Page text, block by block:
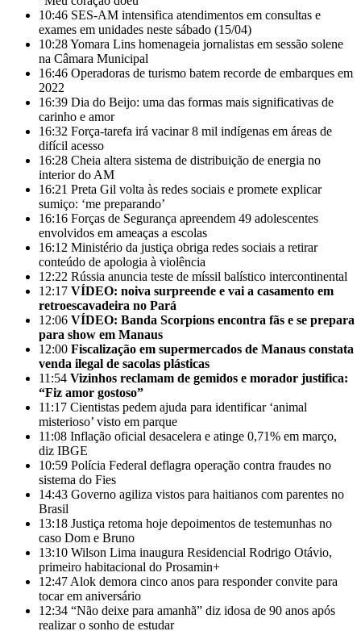
10:46 SES-AM intensifica atendimentos em consultas e
exames em unidades neste sábado (15/04)
10:28Yomara Lins homenageia jornalistas em sessão solene
na Câmara Municipal
16:46 Operadoras de turismo batem recorde de embarques em
2022
16:39 Dia do Beijo: uma das formas mais significativas de
carinho e amor
16:32 Força-tarefa irá vacinar 8 mil indígenas em áreas de
difícil acesso
16:28 Cheia altera sistema de distribuição de energia no
interior do AM
16:21 Preta Gil volta às redes sociais e promete explicar
sumiço: ‘me preparando’
16:16 Forças de Segurança apreendem 49 adolescentes
envolvidos em ameaças a escolas
16:12 Ministério da justiça obriga redes sociais a retirar
conteúdo de apologia à violência
12:22 Rússia anuncia teste de míssil balístico intercontinental
12:17 VÍDEO: noiva surpreende e vai a casamento em
retroescavadeira no Pará
12:06 VÍDEO: Banda Scorpions encontra fãs e se prepara
para show em Manaus
12:00 Fiscalização em supermercados de Manaus constata
venda ilegal de sacolas plásticas
11:54 Vizinhos reclamam de gemidos e morador justifica:
“Fiz amor gostoso”
11:17 Cientistas pedem ajuda para identificar ‘animal
misterioso’ visto em parque
11:08 Inflação oficial desacelera e atinge 0,71% em março,
diz IBGE
10:59 Polícia Federal deflagra operação contra fraudes no
sistema do Fies
14:43 Governo agiliza vistos para haitianos com parentes no
Brasil
13:18 Justiça retoma hoje depoimentos de testemunhas no
caso Dom e Bruno
13:10 Wilson Lima inaugura Residencial Rodrigo Otávio,
primeiro habitacional do Prosamin+
12:47 Alok demora cinco anos para responder convite para
tocar em aniversário
12:34 “Não deixe para amanhã” diz idosa de 90 anos após
realizar o sonho de estudar